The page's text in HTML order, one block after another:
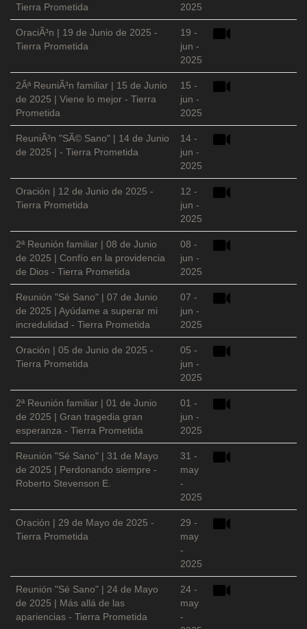
Tierra Prometida
2025
OraciÃ³n | 19 de Junio de 2025 -
Tierra Prometida
19 -
jun -
2025
2Âª ReuniÃ³n familiar | 15 de Junio
de 2025 | Viene lo mejor - Tierra
Prometida
15 -
jun -
2025
ReuniÃ³n "SÃ© Sano" | 14 de Junio
de 2025 | - Tierra Prometida
14 -
jun -
2025
Oración | 12 de Junio de 2025 -
Tierra Prometida
12 -
jun -
2025
2ª Reunión familiar | 08 de Junio
de 2025 | Confío en la providencia
de Dios - Tierra Prometida
08 -
jun -
2025
Reunión "Sé Sano" | 07 de Junio
de 2025 | Ayúdame a superar mi
incredulidad - Tierra Prometida
07 -
jun -
2025
Oración | 05 de Junio de 2025 -
Tierra Prometida
05 -
jun -
2025
2ª Reunión familiar | 01 de Junio
de 2025 | Gran tragedia gran
esperanza - Tierra Prometida
01 -
jun -
2025
Reunión "Sé Sano" | 31 de Mayo
de 2025 | Perdonando siempre -
Roberto Stevenson E.
31 -
may
-
2025
Oración | 29 de Mayo de 2025 -
Tierra Prometida
29 -
may
-
2025
Reunión "Sé Sano" | 24 de Mayo
de 2025 | Más allá de las
apariencias - Tierra Prometida
24 -
may
-